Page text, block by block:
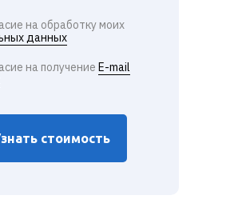
стоимость
на обработку моих
данных
на получение E-mail